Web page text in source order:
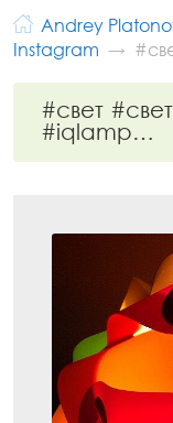
Andrey
Instagram
#свет
#iqlamp…